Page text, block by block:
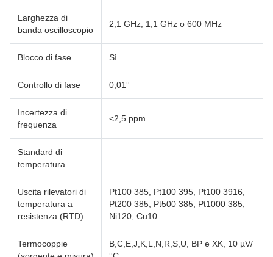
Larghezza di
banda oscilloscopio
2,1 GHz, 1,1 GHz o 600 MHz
Blocco di fase Sì
Controllo di fase 0,01°
Incertezza di
frequenza
<2,5 ppm
Standard di
temperatura
Uscita rilevatori di
temperatura a
resistenza (RTD)
Pt100 385, Pt100 395, Pt100 3916,
Pt200 385, Pt500 385, Pt1000 385,
Ni120, Cu10
Termocoppie
B,C,E,J,K,L,N,R,S,U, BP e XK, 10 µV/